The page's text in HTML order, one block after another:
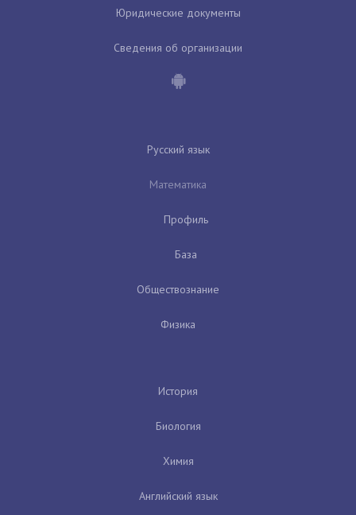
Юридические документы
Сведения об организации
Русский язык
Математика
Профиль
База
Обществознание
Физика
История
Биология
Химия
Английский язык